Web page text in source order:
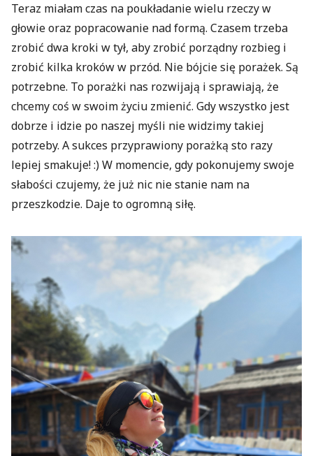
Teraz miałam czas na poukładanie wielu rzeczy w
głowie oraz popracowanie nad formą. Czasem trzeba
zrobić dwa kroki w tył, aby zrobić porządny rozbieg i
zrobić kilka kroków w przód. Nie bójcie się porażek. Są
potrzebne. To porażki nas rozwijają i sprawiają, że
chcemy coś w swoim życiu zmienić. Gdy wszystko jest
dobrze i idzie po naszej myśli nie widzimy takiej
potrzeby. A sukces przyprawiony porażką sto razy
lepiej smakuje! :) W momencie, gdy pokonujemy swoje
słabości czujemy, że już nic nie stanie nam na
przeszkodzie. Daje to ogromną siłę.